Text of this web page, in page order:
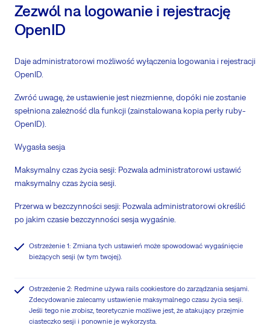
Zezwól na logowanie i rejestrację
OpenID
Daje administratorowi możliwość wyłączenia logowania i rejestracji
OpenID.
Zwróć uwagę, że ustawienie jest niezmienne, dopóki nie zostanie
spełniona zależność dla funkcji (zainstalowana kopia perły ruby-
OpenID).
Wygasła sesja
Maksymalny czas życia sesji: Pozwala administratorowi ustawić
maksymalny czas życia sesji.
Przerwa w bezczynności sesji: Pozwala administratorowi określić
po jakim czasie bezczynności sesja wygaśnie.
Ostrzeżenie 1: Zmiana tych ustawień może spowodować wygaśnięcie
bieżących sesji (w tym twojej).
Ostrzeżenie 2: Redmine używa rails cookiestore do zarządzania sesjami.
Zdecydowanie zalecamy ustawienie maksymalnego czasu życia sesji.
Jeśli tego nie zrobisz, teoretycznie możliwe jest, że atakujący przejmie
ciasteczko sesji i ponownie je wykorzysta.